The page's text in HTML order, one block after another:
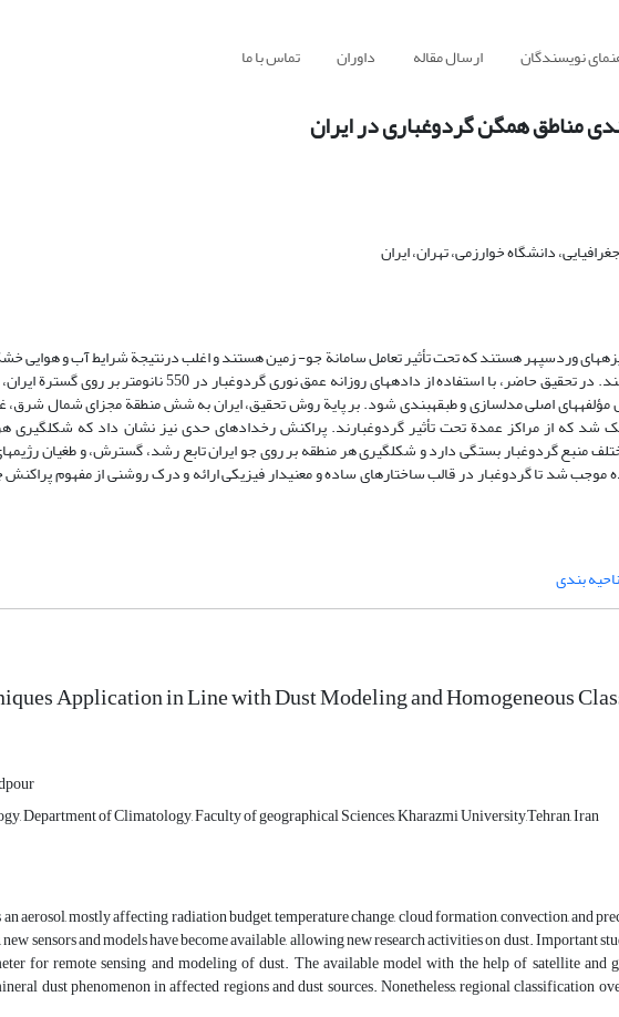
نویسندگان ارسال مقاله داوران تماس با ما
مناطق همگن گردوغباری در ایران
دانشگاه خوارزمی، تهران، ایران
وردسپهر هستند که تحت تأثیر تعامل سامانة جو- زمین هستند و اغلب درنتیجة شرایط آب و هوایی
باد ایجاد می‏شوند و مناطق حومه را تحت تأثیر قرار می‏دهند. در تحقیق حاضر، با استفاده از داده‏های روزانه
مؤلفه‏های اصلی مدل‏سازی و طبقه‏بندی شود. بر پایة روش تحقیق، ایران به شش منطقة‏‏ مجزای شمال
شد که از مراکز عمدة تحت تأثیر گردوغبارند. پراکنش رخدادهای حدی نیز نشان داد که شکل‏گیری
منبع گردوغبار بستگی دارد و شکل‏گیری هر منطقه بر روی جو ایران تابع رشد، گسترش، و طغیان
شد تا گردوغبار در قالب ساختارهای ساده‏ و معنی‏دار فیزیکی ارائه و درک روشنی از مفهوم پراکنش
ناحیه ‏بندی
Application in Line with Dust Modeling and Homogeneous
Department of Climatology, Faculty of geographical Sciences, Kharazmi University,Tehran, Iran
aerosol, mostly affecting radiation budget, temperature change, cloud formation, convection, and
new sensors and models have become available, allowing new research activities on dust. Important
for remote sensing and modeling of dust. The available model with the help of satellite and
dust phenomenon in affected regions and dust sources. Nonetheless, regional classification